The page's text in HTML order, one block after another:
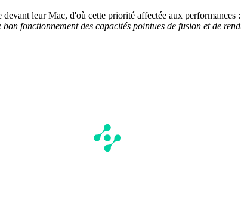
leur Mac, d'où cette priorité affectée aux performances
fonctionnement des capacités pointues de fusion et de